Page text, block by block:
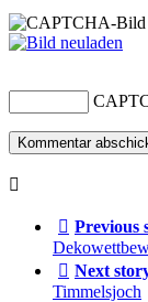
Previous
Next
Timmelsjoch